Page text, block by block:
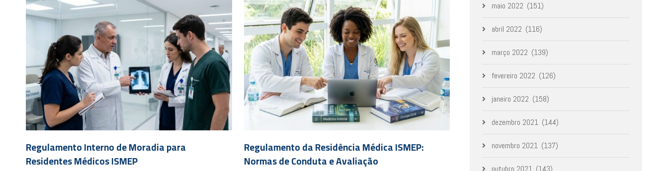
Regulamento Interno de Moradia para
Residentes Médicos ISMEP
Regulamento da Residência Médica ISMEP:
Normas de Conduta e Avaliação
maio 2022 (151)
abril 2022 (116)
março 2022 (139)
fevereiro 2022 (126)
janeiro 2022 (158)
dezembro 2021 (144)
novembro 2021 (137)
outubro 2021 (143)